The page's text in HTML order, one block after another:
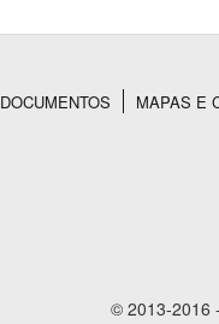
DOCUMENTOS MAPAS E
© 2013-2016